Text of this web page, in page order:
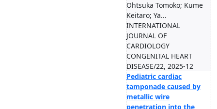
Ohtsuka Tomoko; Kume
Keitaro; Ya...
INTERNATIONAL
JOURNAL OF
CARDIOLOGY
CONGENITAL HEART
DISEASE/22, 2025-12
Pediatric cardiac
tamponade caused by
metallic wire
penetration into the